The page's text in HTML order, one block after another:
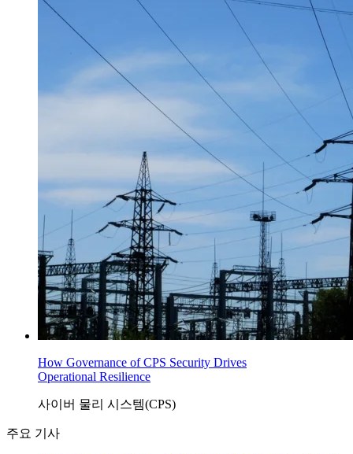
How Governance of CPS Security Drives
Operational Resilience
사이버 물리 시스템(CPS)
주요 기사